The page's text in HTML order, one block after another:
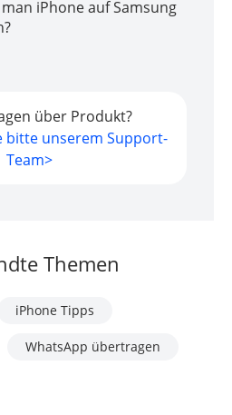
iPhone auf Samsung
über Produkt?
bitte unserem Support-
Team>
Themen
iPhone Tipps
WhatsApp übertragen